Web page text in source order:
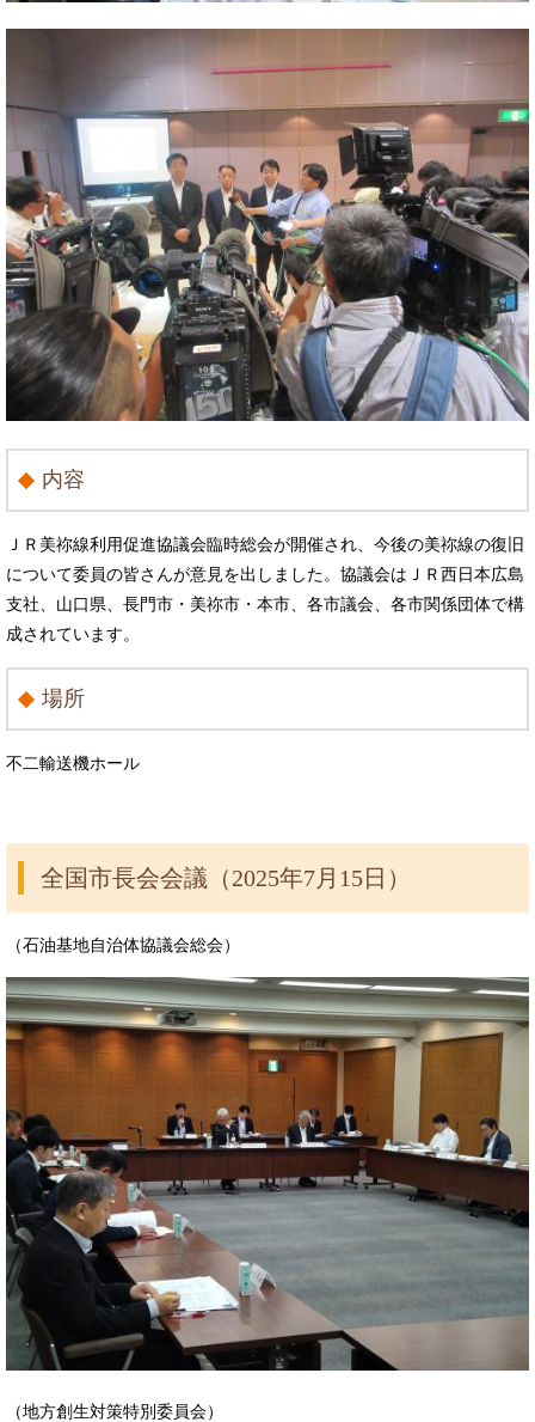
内容
ＪＲ美祢線利用促進協議会臨時総会が開催され、今後の美祢線の復旧
について委員の皆さんが意見を出しました。協議会はＪＲ西日本広島
支社、山口県、長門市・美祢市・本市、各市議会、各市関係団体で構
成されています。
場所
不二輸送機ホール
全国市長会会議（2025年7月15日）
（石油基地自治体協議会総会）
（地方創生対策特別委員会）